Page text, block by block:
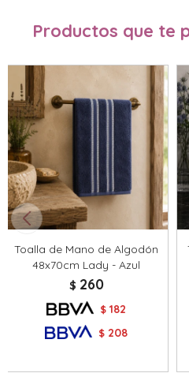
Productos que te
Toalla de Mano de Algodón
48x70cm Lady - Azul
$ 260
$ 182
$ 208